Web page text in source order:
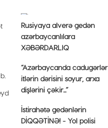
Rusiyaya alverə gedən
azərbaycanlılara
XƏBƏRDARLIQ
“Azərbaycanda cadugərlər
itlərin dərisini soyur, arxa
dişlərini çəkir...”
İstirahətə gedənlərin
DİQQƏTİNƏ! - Yol polisi